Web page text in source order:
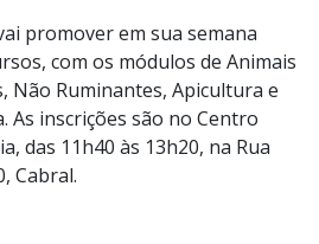
promover em sua semana
com os módulos de Animais
Não Ruminantes, Apicultura e
As inscrições são no Centro
das 11h40 às 13h20, na Rua
Cabral.